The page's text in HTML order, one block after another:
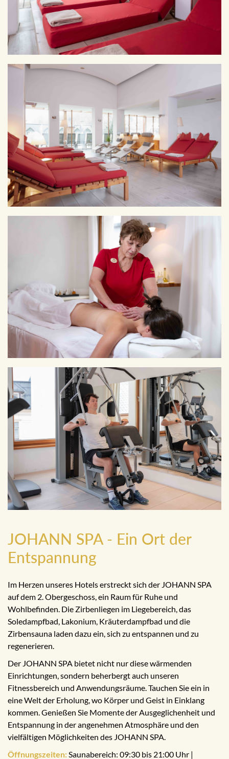
JOHANN SPA - Ein Ort der
Entspannung
Im Herzen unseres Hotels erstreckt sich der JOHANN SPA
auf dem 2. Obergeschoss, ein Raum für Ruhe und
Wohlbefinden. Die Zirbenliegen im Liegebereich, das
Soledampfbad, Lakonium, Kräuterdampfbad und die
Zirbensauna laden dazu ein, sich zu entspannen und zu
regenerieren.
Der JOHANN SPA bietet nicht nur diese wärmenden
Einrichtungen, sondern beherbergt auch unseren
Fitnessbereich und Anwendungsräume. Tauchen Sie ein in
eine Welt der Erholung, wo Körper und Geist in Einklang
kommen. Genießen Sie Momente der Ausgeglichenheit und
Entspannung in der angenehmen Atmosphäre und den
vielfältigen Möglichkeiten des JOHANN SPA.
Öffnungszeiten:Saunabereich: 09:30 bis 21:00 Uhr |